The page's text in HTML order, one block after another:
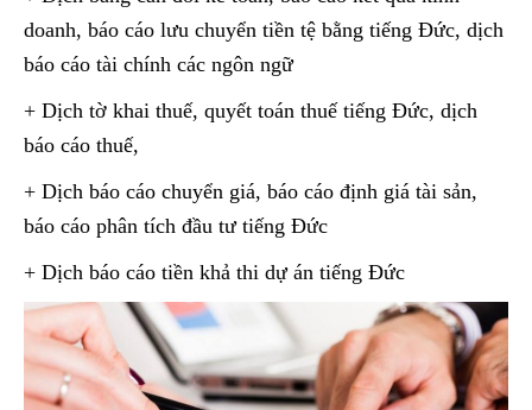
doanh, báo cáo lưu chuyển tiền tệ bằng tiếng Đức, dịch
báo cáo tài chính các ngôn ngữ
+ Dịch tờ khai thuế, quyết toán thuế tiếng Đức, dịch
báo cáo thuế,
+ Dịch báo cáo chuyển giá, báo cáo định giá tài sản,
báo cáo phân tích đầu tư tiếng Đức
+ Dịch báo cáo tiền khả thi dự án tiếng Đức